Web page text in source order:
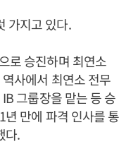
가지고 있다.
로 승진하며 최연소
사에서 최연소 전무
그룹장을 맡는 등 승
만에 파격 인사를 통
다.